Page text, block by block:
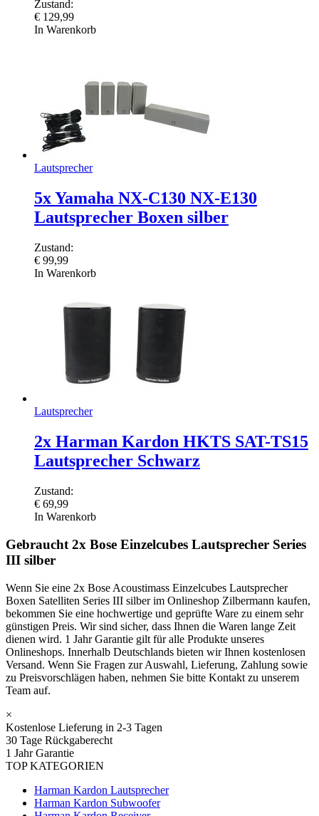
Zustand:
€ 129,99
In Warenkorb
Lautsprecher
5x Yamaha NX-C130 NX-E130
Lautsprecher Boxen silber
Zustand:
€ 99,99
In Warenkorb
Lautsprecher
2x Harman Kardon HKTS SAT-TS15
Lautsprecher Schwarz
Zustand:
€ 69,99
In Warenkorb
Gebraucht 2x Bose Einzelcubes Lautsprecher Series
III silber
Wenn Sie eine 2x Bose Acoustimass Einzelcubes Lautsprecher
Boxen Satelliten Series III silber im Onlineshop Zilbermann kaufen,
bekommen Sie eine hochwertige und geprüfte Ware zu einem sehr
günstigen Preis. Wir sind sicher, dass Ihnen die Waren lange Zeit
dienen wird. 1 Jahr Garantie gilt für alle Produkte unseres
Onlineshops. Innerhalb Deutschlands bieten wir Ihnen kostenlosen
Versand. Wenn Sie Fragen zur Auswahl, Lieferung, Zahlung sowie
zu Preisvorschlägen haben, nehmen Sie bitte Kontakt zu unserem
Team auf.
×
Kostenlose Lieferung in 2-3 Tagen
30 Tage Rückgaberecht
1 Jahr Garantie
TOP KATEGORIEN
Harman Kardon Lautsprecher
Harman Kardon Subwoofer